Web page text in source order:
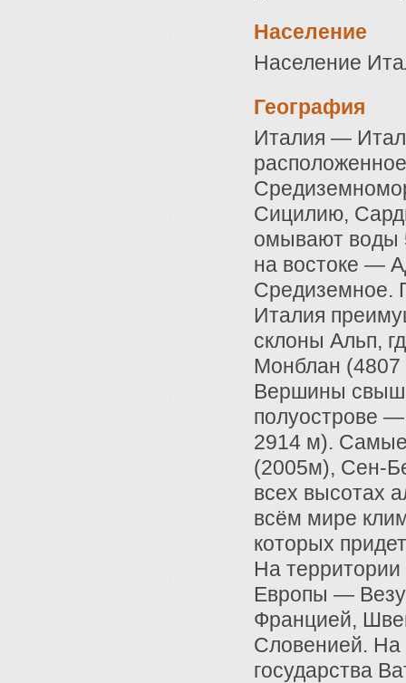
Население
Население
География
Италия —
Сицилию,
омывают воды
на востоке —
Средиземное.
Италия
склоны Альп,
Монблан
Вершины
полуострове
2914 м).
(2005м), Сен-
всех высотах
всём мире
которых
На
Европы —
Францией,
Словенией. На
государства